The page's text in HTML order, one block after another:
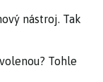
nástroj. Tak
Tohle